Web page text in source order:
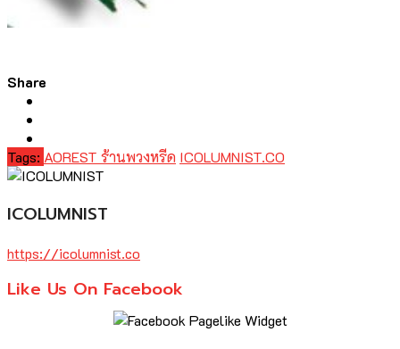
Share
Tags: AOREST ร้านพวงหรีด ICOLUMNIST.CO
ICOLUMNIST
https://icolumnist.co
Like Us On Facebook